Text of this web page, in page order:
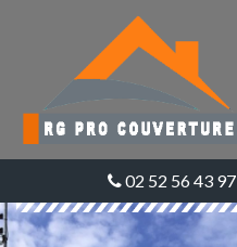
02 52 56 43 97